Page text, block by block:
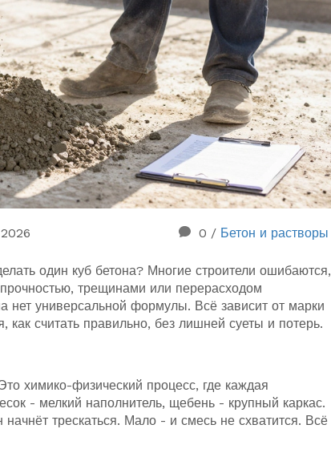
0 / Бетон и растворы
один куб бетона? Многие строители ошибаются,
трещинами или перерасходом
нет универсальной формулы. Всё зависит от марки
как считать правильно, без лишней суеты и потерь.
химико-физический процесс, где каждая
- мелкий наполнитель, щебень - крупный каркас.
трескаться. Мало - и смесь не схватится. Всё